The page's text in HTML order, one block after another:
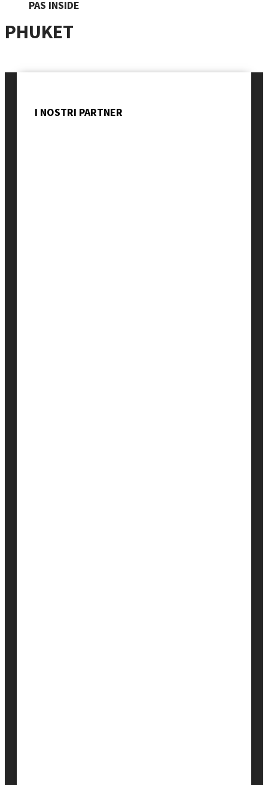
PAS INSIDE
PHUKET
I NOSTRI PARTNER